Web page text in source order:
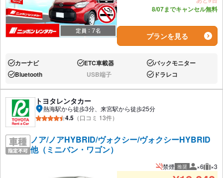
8/07までキャンセル無料
プランを見る
あり:カーナビ あり:ETC車載器 あり:バックモニター
あり:Bluetooth なし:USB端子 あり:ドラレコ
トヨタレンタカー
熱海駅から徒歩3分、来宮駅から徒歩25分
4.5 （口コミ 13件）
ノア/ノアHYBRID/ヴォクシー/ヴォクシーHYBRID
他（ミニバン・ワゴン）
禁煙 推奨 推奨人数
×6 推
×3